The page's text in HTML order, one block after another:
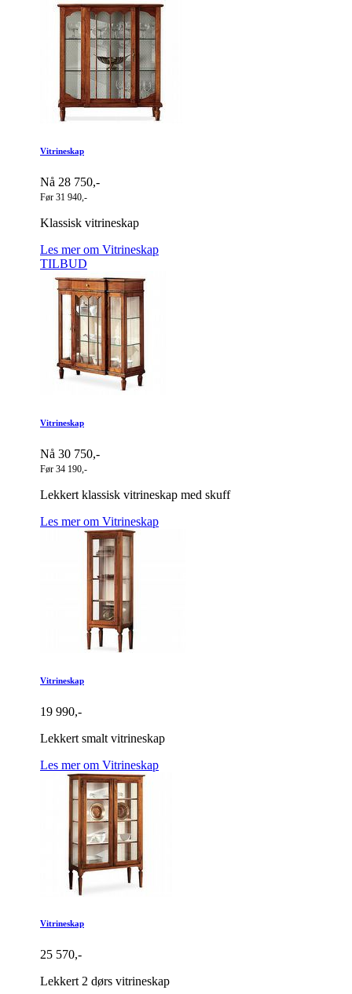
Vitrineskap
Nå 28 750,-
Før 31 940,-
Klassisk vitrineskap
Les mer om Vitrineskap
TILBUD
Vitrineskap
Nå 30 750,-
Før 34 190,-
Lekkert klassisk vitrineskap med skuff
Les mer om Vitrineskap
Vitrineskap
19 990,-
Lekkert smalt vitrineskap
Les mer om Vitrineskap
Vitrineskap
25 570,-
Lekkert 2 dørs vitrineskap